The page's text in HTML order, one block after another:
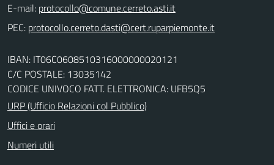
E-mail:
PEC:
IBAN: IT06C0608510316000000020121
C/C POSTALE: 13035142
CODICE UNIVOCO FATT. ELETTRONICA: UFB5Q5
URP (Ufficio Relazioni col Pubblico)
Uffici e orari
Numeri utili